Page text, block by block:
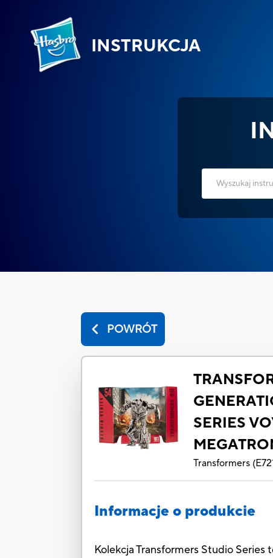
INSTRUKCJA
POWRÓT
SERIES
Transformers (
Informacje o produkcie
Kolekcja Transformers Studio Series